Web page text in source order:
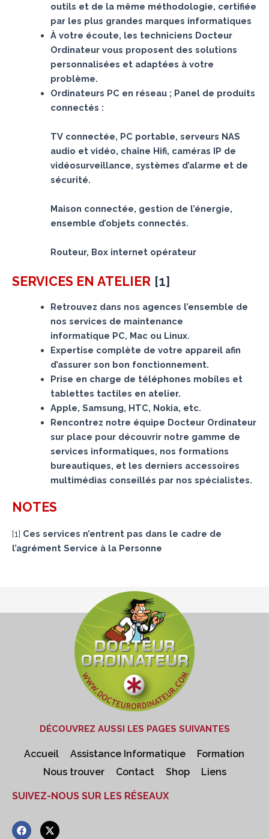
outils et de la même méthodologie, certifiée
par les plus grandes marques informatiques
À votre écoute, les techniciens Docteur
Ordinateur vous proposent des solutions
personnalisées et adaptées à votre
problème.
Ordinateurs PC en réseau ; Panel de produits
connectés :
TV connectée, PC portable, serveurs NAS
audio et vidéo, chaîne Hifi, caméras IP de
vidéosurveillance, systèmes d’alarme et de
sécurité.
Maison connectée, gestion de l’énergie,
ensemble d’objets connectés.
Routeur, Box internet opérateur
SERVICES EN ATELIER [1]
Retrouvez dans nos agences l’ensemble de
nos services de maintenance
informatique PC, Mac ou Linux.
Expertise complète de votre appareil afin
d’assurer son bon fonctionnement.
Prise en charge de téléphones mobiles et
tablettes tactiles en atelier.
Apple, Samsung, HTC, Nokia, etc.
Rencontrez notre équipe Docteur Ordinateur
sur place pour découvrir notre gamme de
services informatiques, nos formations
bureautiques, et les derniers accessoires
multimédias conseillés par nos spécialistes.
NOTES
[1] Ces services n’entrent pas dans le cadre de
l’agrément Service à la Personne
DÉCOUVREZ AUSSI LES PAGES SUIVANTES
Accueil Assistance Informatique
Formation
Nous trouver
Contact Shop Liens
SUIVEZ-NOUS SUR LES RÉSEAUX
F
a
X
-